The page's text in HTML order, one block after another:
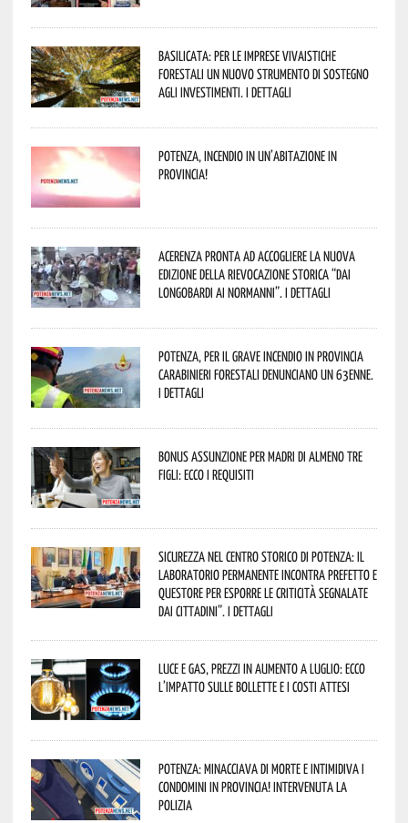
Basilicata: per le imprese vivaistiche
forestali un nuovo strumento di sostegno
agli investimenti. I dettagli
Potenza, incendio in un’abitazione in
provincia!
Acerenza pronta ad accogliere la nuova
edizione della rievocazione storica “Dai
Longobardi ai Normanni”. I dettagli
Potenza, per il grave incendio in Provincia
Carabinieri forestali denunciano un 63enne.
I dettagli
Bonus assunzione per madri di almeno tre
figli: ecco i requisiti
Sicurezza nel Centro Storico di Potenza: il
Laboratorio Permanente incontra Prefetto e
Questore per esporre le criticità segnalate
dai cittadini”. I dettagli
Luce e gas, prezzi in aumento a luglio: ecco
l’impatto sulle bollette e i costi attesi
Potenza: minacciava di morte e intimidiva i
condomini in provincia! Intervenuta la
Polizia